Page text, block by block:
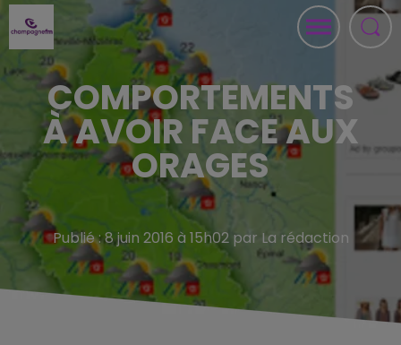
COMPORTEMENTS
À AVOIR FACE AUX
ORAGES
Publié : 8 juin 2016 à 15h02 par La rédaction